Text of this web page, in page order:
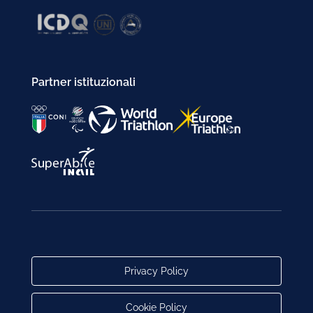
Partner istituzionali
Privacy Policy
Cookie Policy